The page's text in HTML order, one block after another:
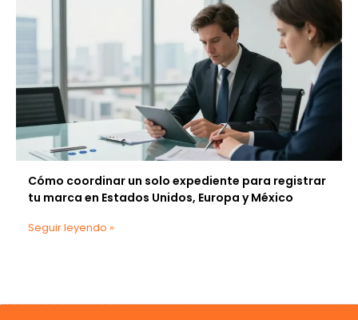
Cómo coordinar un solo expediente para registrar
tu marca en Estados Unidos, Europa y México
Seguir leyendo »